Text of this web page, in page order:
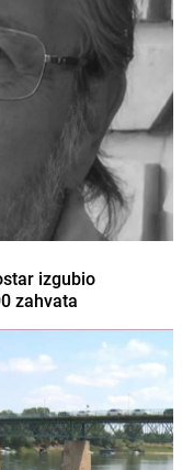
izgubio
zahvata